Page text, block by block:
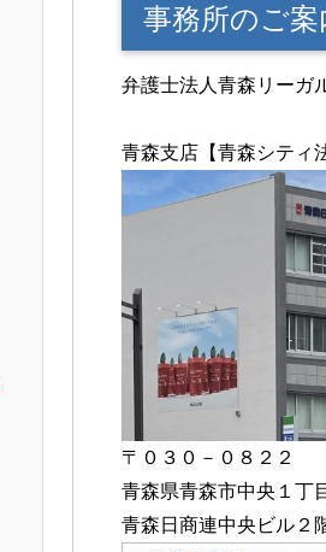
事務所のご案
弁護士法人青森リーガ
青森支店【青森シティ
〒０３０－０８２２
青森県青森市中央１丁
青森日商連中央ビル２